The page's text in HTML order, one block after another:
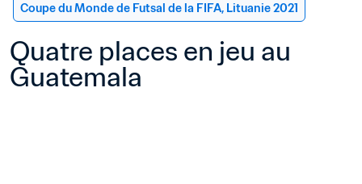
Coupe du Monde de Futsal de la FIFA, Lituanie 2021
Quatre places en jeu au
Guatemala